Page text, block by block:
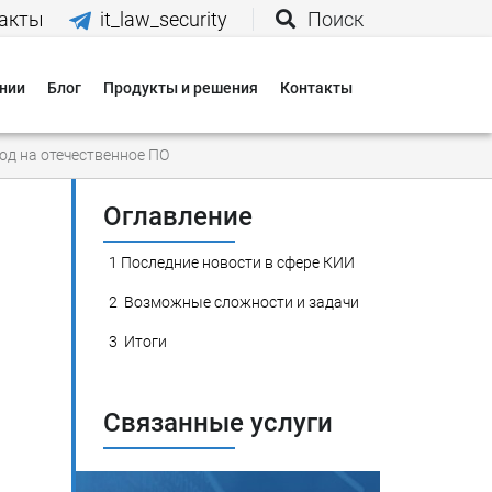
it_law_security Поиск
Блог Продукты и решения Контакты
на отечественное ПО
Оглавление
1 Последние новости в сфере КИИ
2 Возможные сложности и задачи
3 Итоги
Связанные услуги